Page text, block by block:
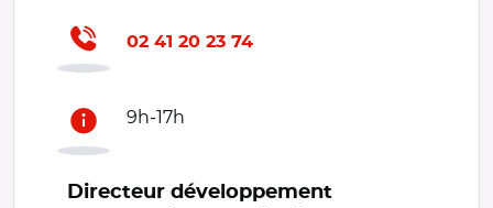
02 41 20 23 74
9h-17h
Directeur développement